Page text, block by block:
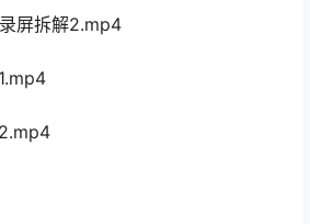
屏拆解2.mp4